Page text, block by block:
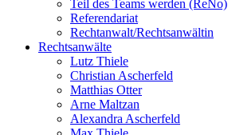
Teil des Teams werden (ReNo)
Referendariat
Rechtanwalt/Rechtsanwältin
Rechtsanwälte
Lutz Thiele
Christian Ascherfeld
Matthias Otter
Arne Maltzan
Alexandra Ascherfeld